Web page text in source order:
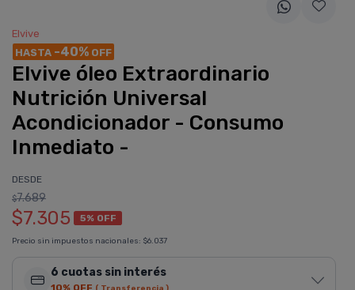
Elvive
HASTA -40% OFF
Elvive óleo Extraordinario
Nutrición Universal
Acondicionador - Consumo
Inmediato -
DESDE
$7.689
$7.305 5% OFF
Precio sin impuestos nacionales: $6.037
6 cuotas sin interés
10% OFF ( Transferencia )